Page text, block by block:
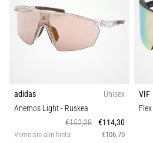
adidas
Unisex
Anemos Light- Ruskea
€152,38
€114,30
Viimeisin alin hinta €106,70
VIF
Flex